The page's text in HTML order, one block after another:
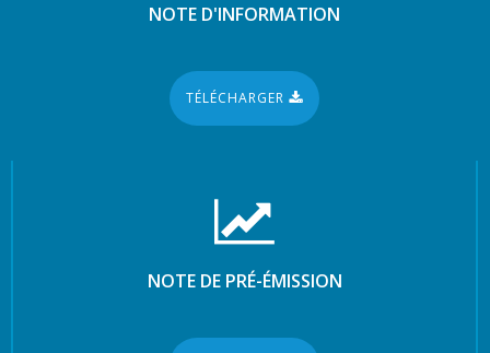
NOTE D'INFORMATION
TÉLÉCHARGER
NOTE DE PRÉ-ÉMISSION